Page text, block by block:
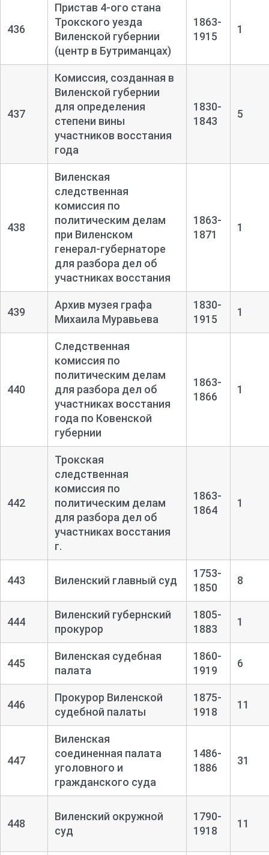
436
Пристав 4-ого стана
Трокского уезда
Виленской губернии
(центр в Бутриманцах)
1863-
1915
1
437
Комиссия, созданная в
Виленской губернии
для определения
степени вины
участников восстания
года
1830-
1843
5
438
Виленская
следственная
комиссия по
политическим делам
при Виленском
генерал-губернаторе
для разбора дел об
участниках восстания
1863-
1871
1
439
Архив музея графа
Михаила Муравьева
1830-
1915
1
440
Следственная
комиссия по
политическим делам
для разбора дел об
участниках восстания
года по Ковенской
губернии
1863-
1866
1
442
Трокская
следственная
комиссия по
политическим делам
для разбора дел об
участниках восстания
г.
1863-
1864
1
443 Виленский главный суд
1753-
1850
8
444
Виленский губернский
прокурор
1805-
1883
1
445
Виленская судебная
палата
1860-
1919
6
446
Прокурор Виленской
судебной палаты
1875-
1918
11
447
Виленская
соединенная палата
уголовного и
гражданского суда
1486-
1886
31
448
Виленский окружной
суд
1790-
1918
11